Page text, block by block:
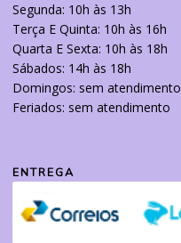
Segunda: 10h às 13h
Terça E Quinta: 10h às 16h
Quarta E Sexta: 10h às 18h
Sábados: 14h às 18h
Domingos: sem atendimento
Feriados: sem atendimento
ENTREGA